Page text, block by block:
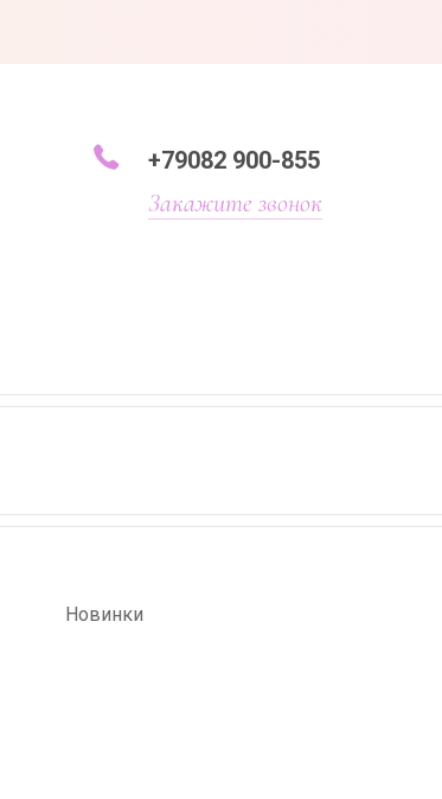
+79082 900-855
Закажите звонок
Новинки